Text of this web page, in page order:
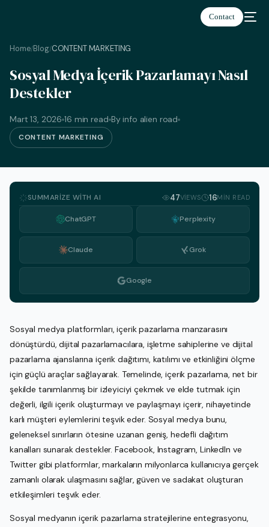
Contact
Home/Blog/CONTENT MARKETING
Sosyal Medya İçerik Pazarlamayı Nasıl
Destekler
Mart 13, 2026 16 min read By info alien road
CONTENT MARKETING
SUMMARIZE WITH AI 47VIEWS 16MIN READ
ChatGPT Perplexity
Claude Grok
Google
Sosyal medya platformları, içerik pazarlama manzarasını
dönüştürdü, dijital pazarlamacılara, işletme sahiplerine ve dijital
pazarlama ajanslarına içerik dağıtımı, katılımı ve etkinliğini ölçme
için güçlü araçlar sağlayarak. Temelinde, içerik pazarlama, net bir
şekilde tanımlanmış bir izleyiciyi çekmek ve elde tutmak için
değerli, ilgili içerik oluşturmayı ve paylaşmayı içerir, nihayetinde
karlı müşteri eylemlerini teşvik eder. Sosyal medya bunu,
geleneksel sınırların ötesine uzanan geniş, hedefli dağıtım
kanalları sunarak destekler. Facebook, Instagram, LinkedIn ve
Twitter gibi platformlar, markaların milyonlarca kullanıcıya gerçek
zamanlı olarak ulaşmasını sağlar, güven ve sadakat oluşturan
etkileşimleri teşvik eder.
Sosyal medyanın içerik pazarlama stratejilerine entegrasyonu,